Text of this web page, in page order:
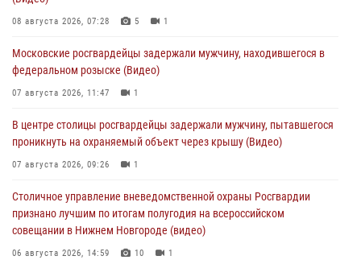
08 августа 2026, 07:28 5 1
Московские росгвардейцы задержали мужчину, находившегося в
федеральном розыске (Видео)
07 августа 2026, 11:47 1
В центре столицы росгвардейцы задержали мужчину, пытавшегося
проникнуть на охраняемый объект через крышу (Видео)
07 августа 2026, 09:26 1
Столичное управление вневедомственной охраны Росгвардии
признано лучшим по итогам полугодия на всероссийском
совещании в Нижнем Новгороде (видео)
06 августа 2026, 14:59 10 1